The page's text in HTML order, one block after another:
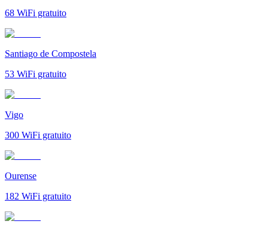
68 WiFi gratuito
Santiago de Compostela
53 WiFi gratuito
Vigo
300 WiFi gratuito
Ourense
182 WiFi gratuito